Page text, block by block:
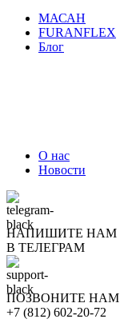
МАСАН
FURANFLEX
Блог
О нас
Новости
НАПИШИТЕ НАМ
В ТЕЛЕГРАМ
ПОЗВОНИТЕ НАМ
+7 (812) 602-20-72